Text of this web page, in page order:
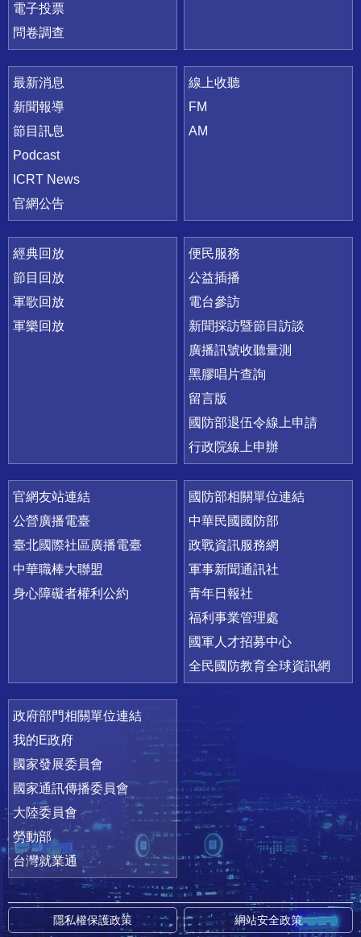
電子投票
問卷調查
最新消息
新聞報導
節目訊息
Podcast
ICRT News
官網公告
線上收聽
FM
AM
經典回放
節目回放
軍歌回放
軍樂回放
便民服務
公益插播
電台參訪
新聞採訪暨節目訪談
廣播訊號收聽量測
黑膠唱片查詢
留言版
國防部退伍令線上申請
行政院線上申辦
官網友站連結
公營廣播電臺
臺北國際社區廣播電臺
中華職棒大聯盟
身心障礙者權利公約
國防部相關單位連結
中華民國國防部
政戰資訊服務網
軍事新聞通訊社
青年日報社
福利事業管理處
國軍人才招募中心
全民國防教育全球資訊網
政府部門相關單位連結
我的E政府
國家發展委員會
國家通訊傳播委員會
大陸委員會
勞動部
台灣就業通
隱私權保護政策 網站安全政策